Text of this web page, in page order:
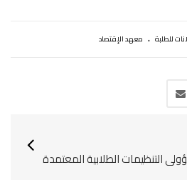
للطلبة . معهد الإقتصاد
التنظيمات الطلابية المعتمدة